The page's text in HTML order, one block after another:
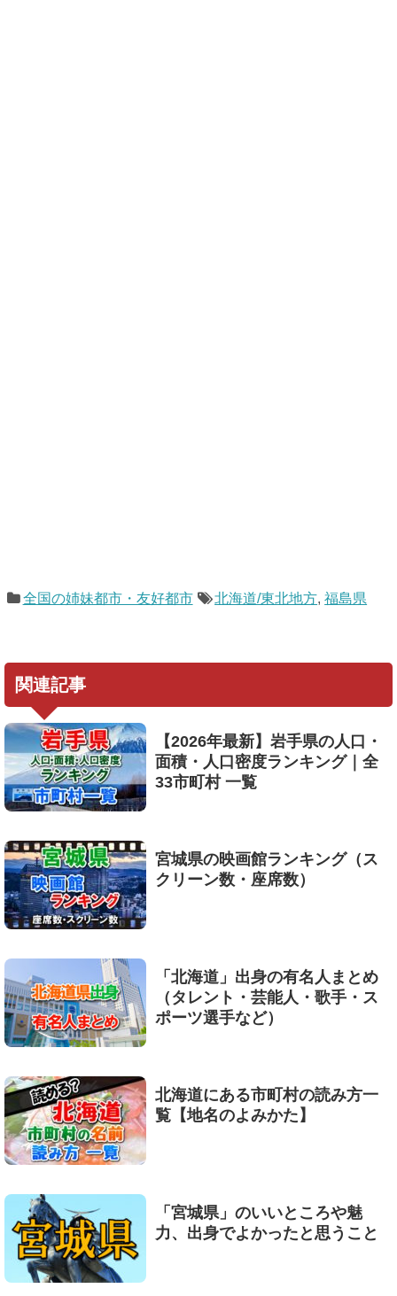
全国の姉妹都市・友好都市 北海道/東北地方,福島県
関連記事
【2026年最新】岩手県の人口・
面積・人口密度ランキング｜全
33市町村 一覧
宮城県の映画館ランキング（ス
クリーン数・座席数）
「北海道」出身の有名人まとめ
（タレント・芸能人・歌手・ス
ポーツ選手など）
北海道にある市町村の読み方一
覧【地名のよみかた】
「宮城県」のいいところや魅
力、出身でよかったと思うこと